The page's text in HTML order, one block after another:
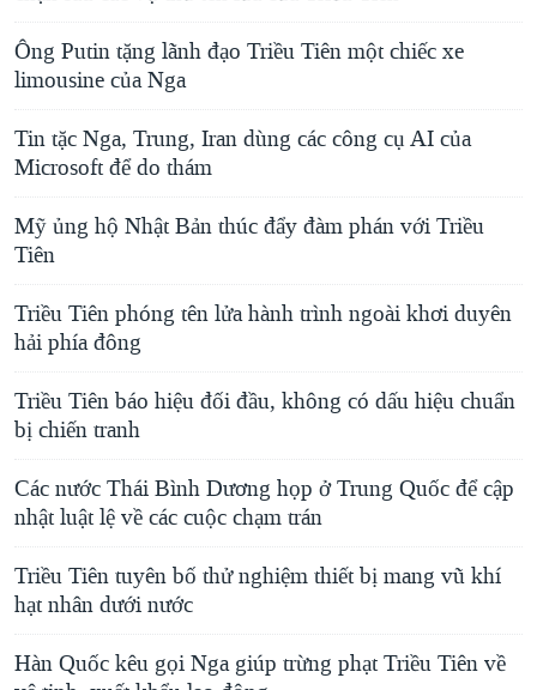
Ông Putin tặng lãnh đạo Triều Tiên một chiếc xe
limousine của Nga
Tin tặc Nga, Trung, Iran dùng các công cụ AI của
Microsoft để do thám
Mỹ ủng hộ Nhật Bản thúc đẩy đàm phán với Triều
Tiên
Triều Tiên phóng tên lửa hành trình ngoài khơi duyên
hải phía đông
Triều Tiên báo hiệu đối đầu, không có dấu hiệu chuẩn
bị chiến tranh
Các nước Thái Bình Dương họp ở Trung Quốc để cập
nhật luật lệ về các cuộc chạm trán
Triều Tiên tuyên bố thử nghiệm thiết bị mang vũ khí
hạt nhân dưới nước
Hàn Quốc kêu gọi Nga giúp trừng phạt Triều Tiên về